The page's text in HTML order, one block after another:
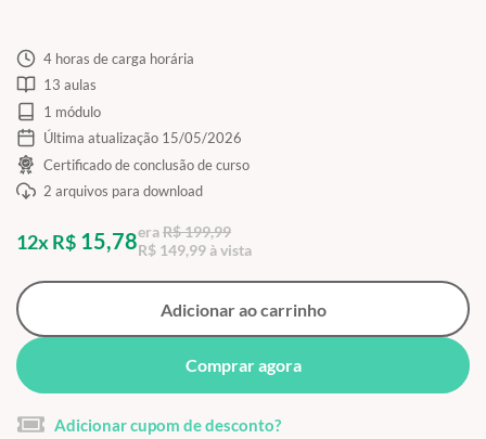
4 horas de carga horária
13 aulas
1 módulo
Última atualização 15/05/2026
Certificado de conclusão de curso
2 arquivos para download
12x R$ 15,78eraR$ 199,99
R$ 149,99 à vista
Adicionar ao carrinho
Comprar agora
Adicionar cupom de desconto?